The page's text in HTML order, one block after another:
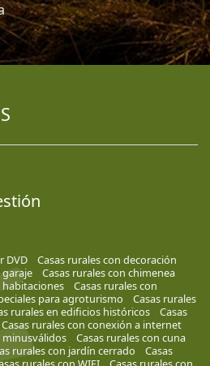
DVD
Casas rurales con decoración
garaje
Casas rurales con chimenea
habitaciones
Casas rurales con
para agroturismo
Casas rurales
rurales en edificios históricos
Casas
Casas rurales con conexión a internet
minusválidos
Casas rurales con cuna
rurales con jardín cerrado
Casas